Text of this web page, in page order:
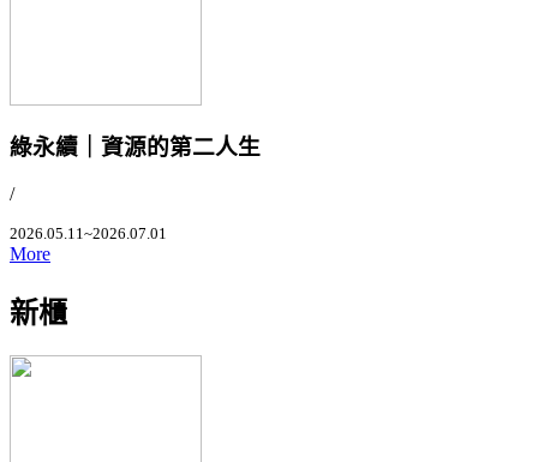
綠永續｜資源的第二人生
/
2026.05.11~2026.07.01
More
新櫃